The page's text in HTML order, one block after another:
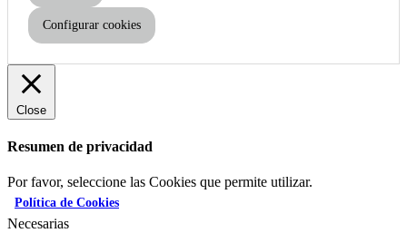
Configurar cookies
Close
Resumen de privacidad
Por favor, seleccione las Cookies que permite utilizar.
Política de Cookies
Necesarias